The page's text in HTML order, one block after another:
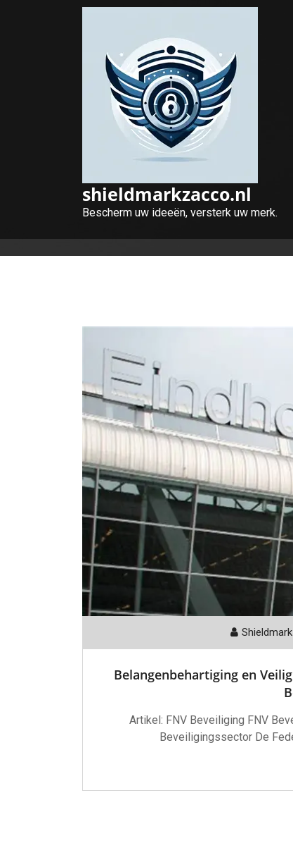
shieldmarkzacco.nl
Bescherm uw ideeën, versterk uw merk.
Belangenbehartiging en
Artikel: FNV Beveiliging FNV
Beveiligingssector De